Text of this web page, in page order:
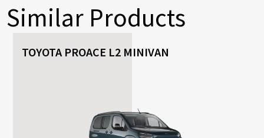
Similar Products
TOYOTA PROACE L2 MINIVAN